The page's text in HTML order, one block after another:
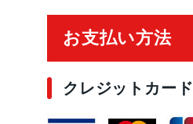
お支払い方法
クレジットカード